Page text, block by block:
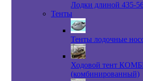
Лодки длиной 435-
Тенты
Тенты лодочные
Ходовой тент
(комбинированный)